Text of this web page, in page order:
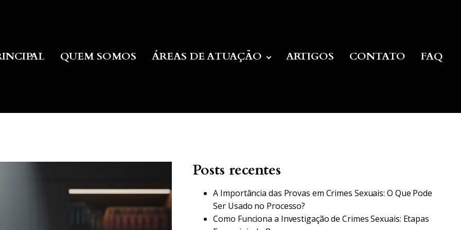
QUEM SOMOS ÁREAS DE ATUAÇÃO ARTIGOS CONTATO FAQ
Posts recentes
A Importância das Provas em Crimes Sexuais: O Que Pode
Ser Usado no Processo?
Como Funciona a Investigação de Crimes Sexuais: Etapas